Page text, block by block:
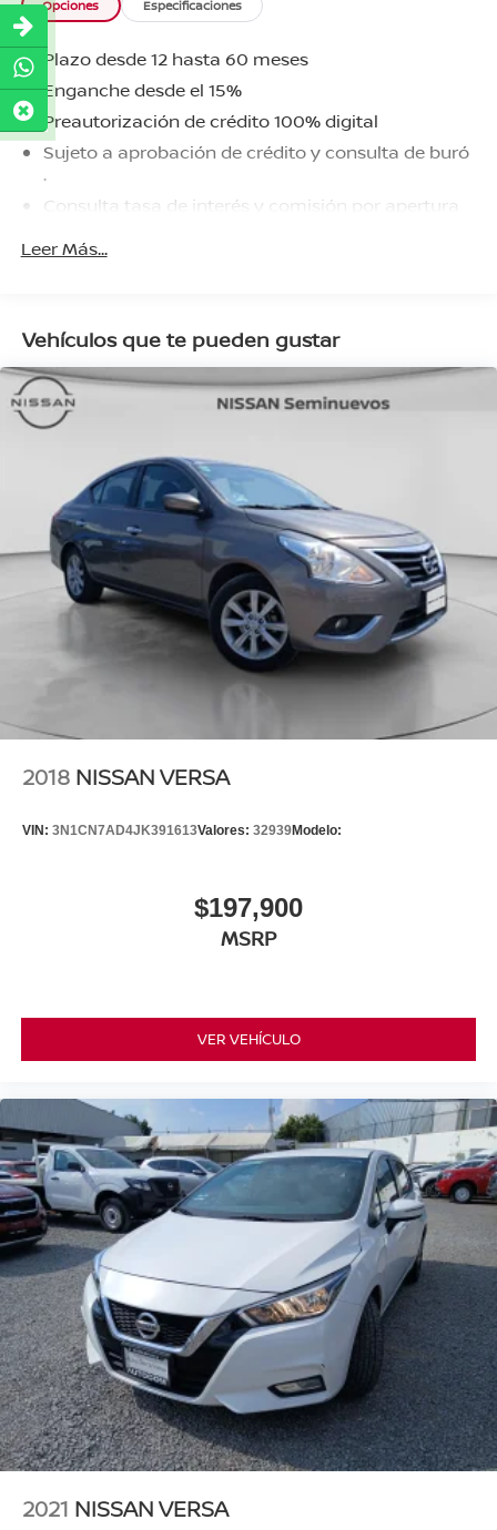
Opciones Especificaciones
Plazo desde 12 hasta 60 meses
Enganche desde el 15%
Preautorización de crédito 100% digital
Sujeto a aprobación de crédito y consulta de buró
.
Consulta tasa de interés y comisión por apertura
Leer Más...
Vehículos que te pueden gustar
2018 NISSAN VERSA
VIN: 3N1CN7AD4JK391613Valores: 32939Modelo:
$197,900
MSRP
VER VEHÍCULO
2021 NISSAN VERSA